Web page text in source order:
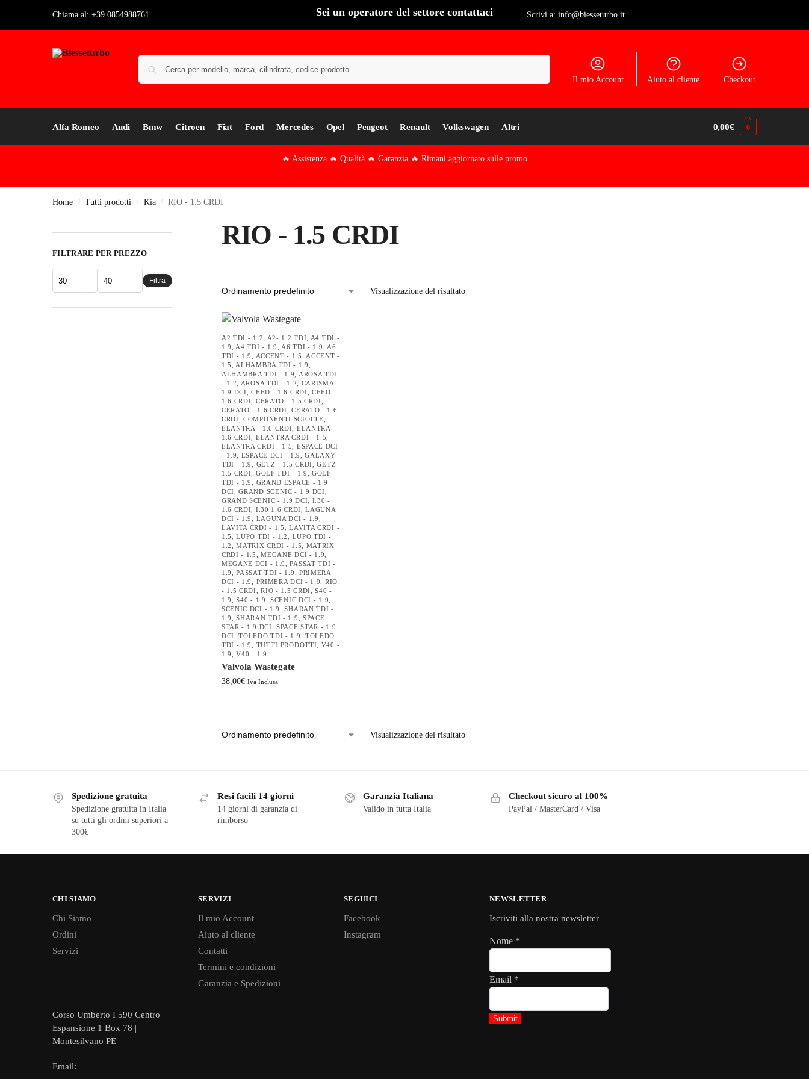
Chiama al: +39 0854988761 Sei un operatore del settore contattaci Scrivi a: info@biesseturbo.it
Il mio Account Aiuto al cliente Checkout
Alfa Romeo Audi Bmw Citroen Fiat Ford Mercedes Opel Peugeot Renault Volkswagen Altri 0,00€ 0
🔥 Assistenza 🔥 Qualità 🔥 Garanzia 🔥 Rimani aggiornato sulle promo
Home / Tutti prodotti / Kia / RIO - 1.5 CRDI
RIO - 1.5 CRDI
Visualizzazione del risultato
A2 TDI - 1.2 A2- 1.2 TDI
A4 TDI -
1.9
A4 TDI - 1.9 A6 TDI - 1.9
A6
TDI - 1.9
ACCENT - 1.5
ACCENT -
1.5
ALHAMBRA TDI - 1.9
ALHAMBRA TDI - 1.9
AROSA TDI
- 1.2
AROSA TDI - 1.2
CARISMA -
1.9 DCI
,CEED - 1.6 CRDI ,CEED -
1.6 CRDI
CERATO - 1.5 CRDI
CERATO - 1.6 CRDI
,CERATO - 1.6
CRDI
,COMPONENTI SCIOLTE
ELANTRA - 1.6 CRDI
ELANTRA -
1.6 CRDI
ELANTRA CRDI - 1.5
ELANTRA CRDI - 1.5
ESPACE DCI
- 1.9
ESPACE DCI - 1.9 ,GALAXY
TDI - 1.9
GETZ - 1.5 CRDI ,GETZ -
1.5 CRDI
GOLF TDI - 1.9 ,GOLF
TDI - 1.9
GRAND ESPACE - 1.9
DCI
,GRAND SCENIC - 1.9 DCI
GRAND SCENIC - 1.9 DCI
I.30 -
1.6 CRDI
I.30 1.6 CRDI ,LAGUNA
DCI - 1.9
LAGUNA DCI - 1.9
LAVITA CRDI - 1.5
,LAVITA CRDI -
1.5
,LUPO TDI - 1.2
LUPO TDI -
1.2
,MATRIX CRDI - 1.5
MATRIX
CRDI - 1.5
,MEGANE DCI - 1.9
MEGANE DCI - 1.9
,PASSAT TDI -
1.9
,PASSAT TDI - 1.9
PRIMERA
DCI - 1.9
PRIMERA DCI - 1.9
RIO
- 1.5 CRDI
,RIO - 1.5 CRDI ,S40 -
1.9
,S40 - 1.9 ,SCENIC DCI - 1.9
SCENIC DCI - 1.9
,SHARAN TDI -
1.9
,SHARAN TDI - 1.9
SPACE
STAR - 1.9 DCI
,SPACE STAR - 1.9
DCI
,TOLEDO TDI - 1.9
TOLEDO
TDI - 1.9
TUTTI PRODOTTI
V40 -
1.9
,V40 - 1.9
Valvola Wastegate
38,00€ Iva Inclusa
Visualizzazione del risultato
FILTRARE PER PREZZO
Filtra
Spedizione gratuita
Spedizione gratuita in Italia
su tutti gli ordini superiori a
300€
Resi facili 14 giorni
14 giorni di garanzia di
rimborso
Garanzia Italiana
Valido in tutta Italia
Checkout sicuro al 100%
PayPal / MasterCard / Visa
CHI SIAMO
Chi Siamo
Ordini
Servizi
Corso Umberto I 590 Centro
Espansione 1 Box 78 |
Montesilvano PE
Email:
SERVIZI
Il mio Account
Aiuto al cliente
Contatti
Termini e condizioni
Garanzia e Spedizioni
SEGUICI
Facebook
Instagram
NEWSLETTER
Iscriviti alla nostra newsletter
Nome *
Email *
Submit